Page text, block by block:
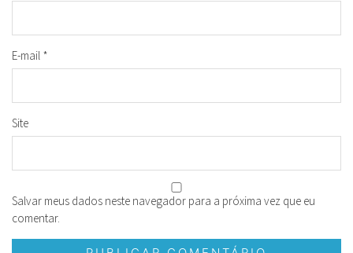
E-mail *
Site
Salvar meus dados neste navegador para a próxima vez que eu
comentar.